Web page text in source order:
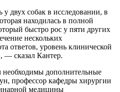
двух собак в исследовании, в
находилась в полной
быстро рос у пяти других
нескольких
ответов, уровень клинической
— сказал Кантер.
дополнительные
профессор кафедры хирургии
медицины